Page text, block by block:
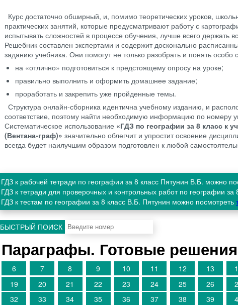
Курс достаточно обширный, и, помимо теоретических уроков,
практических занятий, которые предусматривают работу с
испытывать сложностей в процессе обучения, лучше всего держать
Решебник составлен экспертами и содержит досконально
заданию учебника. Они помогут не только разобрать и понять
на «отлично» подготовиться к предстоящему опросу на уроке;
правильно выполнить и оформить домашнее задание;
проработать и закрепить уже пройденные темы.
Структура онлайн-сборника идентична учебному изданию, и
соответствие, поэтому найти необходимую информацию по номеру
Систематическое использование «ГДЗ по географии за 8 класс к
(Вентана-граф)» значительно облегчит и упростит освоение
всегда будет наилучшим образом подготовлен к любой
ГДЗ к рабочей тетради по географии за 8 класс Пятунин В.Б. можно
ГДЗ к тетради для проверочных и контрольных работ по географии
ГДЗ к тестам по географии за 8 класс В.Б. Пятунин можно посмотреть
БЫСТРЫЙ ПОИСК
Параграфы. Готовые решения
6
7 8 9 10 11 12 13
19
20 21 22 23 24 25 26
32
33 34 35 36 37 38 39